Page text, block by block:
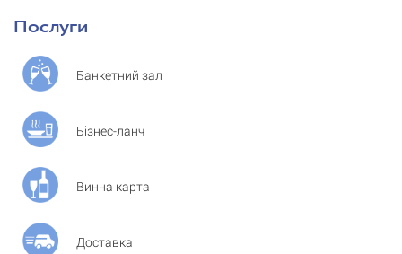
Послуги
Банкетний зал
Бізнес-ланч
Винна карта
Доставка